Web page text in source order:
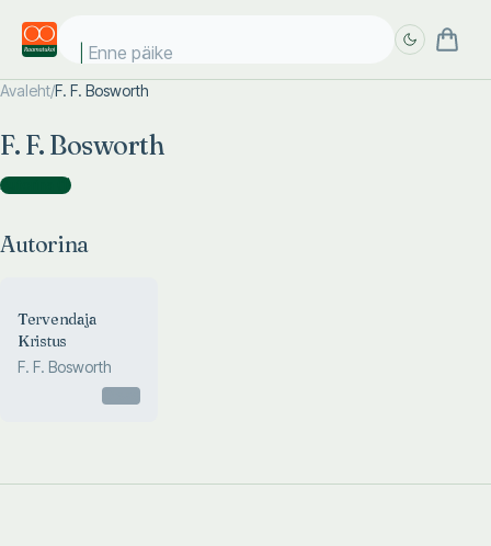
Enne päikes
Avaleht/F. F. Bosworth
F. F. Bosworth
Autorina )
Autorina
Tervendaja
Kristus
F. F. Bosworth